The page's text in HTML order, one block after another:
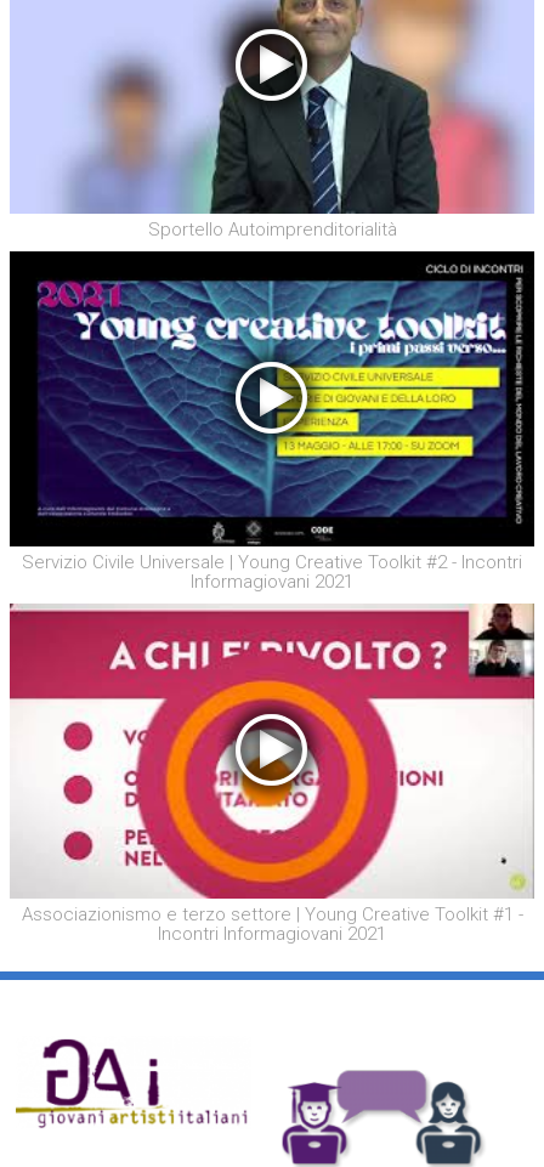
Sportello Autoimprenditorialità
Servizio Civile Universale | Young Creative Toolkit #2 - Incontri
Informagiovani 2021
Associazionismo e terzo settore | Young Creative Toolkit #1 -
Incontri Informagiovani 2021